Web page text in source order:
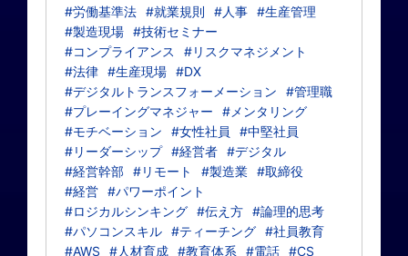
#労働基準法 #就業規則 #人事 #生産管理
#製造現場 #技術セミナー
#コンプライアンス
#リスクマネジメント
#法律 #生産現場 #DX
#デジタルトランスフォーメーション
#管理職
#プレーイングマネジャー
#メンタリング
#モチベーション
#女性社員
#中堅社員
#リーダーシップ #経営者 #デジタル
#経営幹部 #リモート #製造業 #取締役
#経営 #パワーポイント
#ロジカルシンキング #伝え方 #論理的思考
#パソコンスキル #ティーチング #社員教育
#AWS
#人材育成 #教育体系 #電話 #CS